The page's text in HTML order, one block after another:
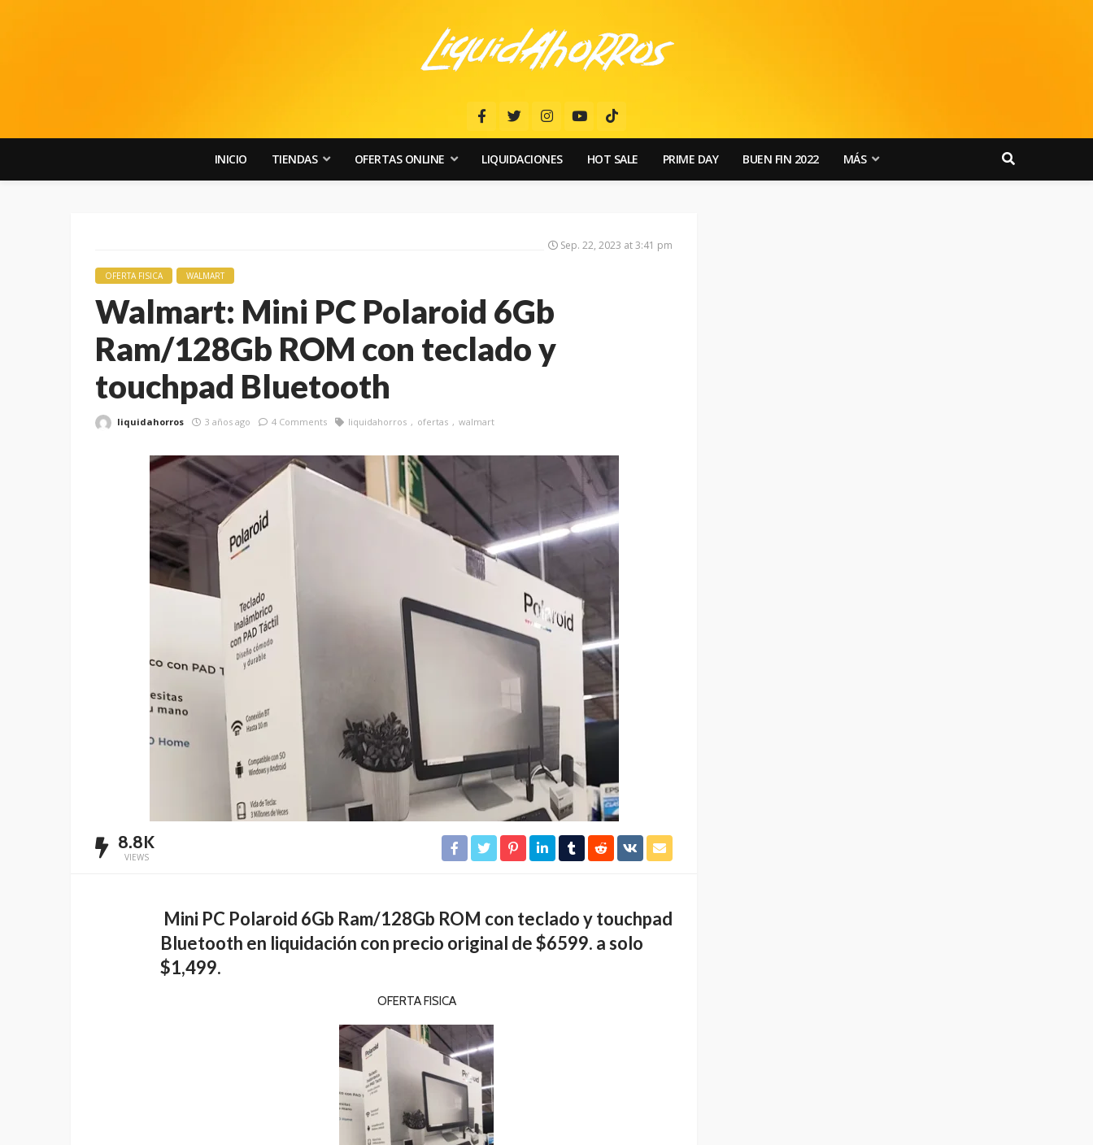
INICIO TIENDAS OFERTAS ONLINE LIQUIDACIONES HOT SALE PRIME DAY BUEN FIN 2022 MÁS
Sep. 22, 2023 at 3:41 pm
OFERTA FISICA WALMART
Walmart: Mini PC Polaroid 6Gb
Ram/128Gb ROM con teclado y
touchpad Bluetooth
liquidahorros 3 años ago 4 Comments liquidahorros ofertas walmart
8.8K
VIEWS
Mini PC Polaroid 6Gb Ram/128Gb ROM con teclado y touchpad
Bluetooth en liquidación con precio original de $6599. a solo
$1,499.
OFERTA FISICA